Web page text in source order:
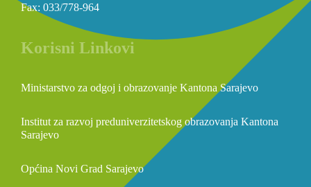
Fax: 033/778-964
Korisni Linkovi
Ministarstvo za odgoj i obrazovanje Kantona Sarajevo
Institut za razvoj preduniverzitetskog obrazovanja Kantona
Sarajevo
Općina Novi Grad Sarajevo